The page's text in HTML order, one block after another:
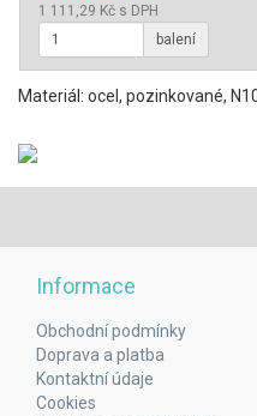
1 111,29 Kč s DPH
balení
Materiál: ocel, pozinkované,
Informace
Obchodní podmínky
Doprava a platba
Kontaktní údaje
Cookies